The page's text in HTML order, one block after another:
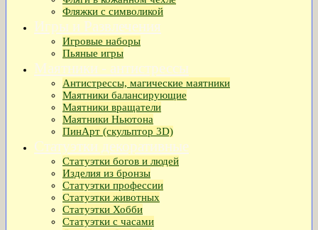
Фляжки с символикой
Игры и Развлечения
Игровые наборы
Пьяные игры
Маятники - антистрессы
Антистрессы, магические маятники
Маятники балансирующие
Маятники вращатели
Маятники Ньютона
ПинАрт (скульптор 3D)
Статуэтки декоративные
Статуэтки богов и людей
Изделия из бронзы
Статуэтки профессии
Статуэтки животных
Статуэтки Хобби
Статуэтки с часами